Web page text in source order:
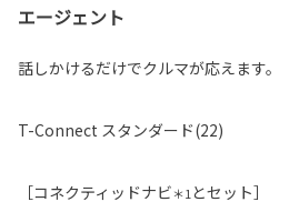
エージェント
話しかけるだけでクルマが応えます。
T-Connect スタンダード(22)
［コネクティッドナビ＊1とセット］